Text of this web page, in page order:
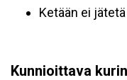
Ketään ei
Kunnioittava